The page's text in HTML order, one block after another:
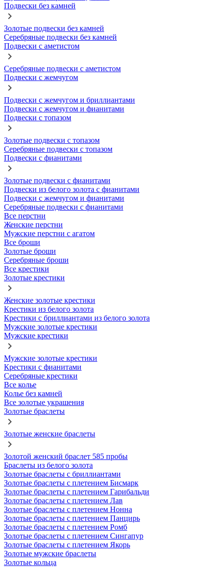
Подвески без камней
Золотые подвески без камней
Серебряные подвески без камней
Подвески с аметистом
Серебряные подвески с аметистом
Подвески с жемчугом
Подвески с жемчугом и бриллиантами
Подвески с жемчугом и фианитами
Подвески с топазом
Золотые подвески с топазом
Серебряные подвески с топазом
Подвески с фианитами
Золотые подвески с фианитами
Подвески из белого золота с фианитами
Подвески с жемчугом и фианитами
Серебряные подвески с фианитами
Все перстни
Женские перстни
Мужские перстни с агатом
Все броши
Золотые броши
Серебряные броши
Все крестики
Золотые крестики
Женские золотые крестики
Крестики из белого золота
Крестики с бриллиантами из белого золота
Мужские золотые крестики
Мужские крестики
Мужские золотые крестики
Крестики с фианитами
Серебряные крестики
Все колье
Колье без камней
Все золотые украшения
Золотые браслеты
Золотые женские браслеты
Золотой женский браслет 585 пробы
Браслеты из белого золота
Золотые браслеты с бриллиантами
Золотые браслеты с плетением Бисмарк
Золотые браслеты с плетением Гарибальди
Золотые браслеты с плетением Лав
Золотые браслеты с плетением Нонна
Золотые браслеты с плетением Панцирь
Золотые браслеты с плетением Ромб
Золотые браслеты с плетением Сингапур
Золотые браслеты с плетением Якорь
Золотые мужские браслеты
Золотые кольца